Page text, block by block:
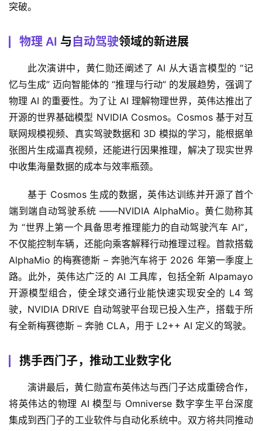
突破。
物理 AI 与自动驾驶领域的新进展
此次演讲中，黄仁勋还阐述了 AI 从大语言模型的 “记
忆与生成” 迈向智能体的 “推理与行动” 的发展趋势，强调了
物理 AI 的重要性。为了让 AI 理解物理世界，英伟达推出了
开源的世界基础模型 NVIDIA Cosmos。Cosmos 基于对互
联网规模视频、真实驾驶数据和 3D 模拟的学习，能根据单
张图片生成逼真视频，还能进行因果推理，解决了现实世界
中收集海量数据的成本与效率瓶颈。
基于 Cosmos 生成的数据，英伟达训练并开源了首个
端到端自动驾驶系统 ——NVIDIA AlphaMio。黄仁勋称其
为 “世界上第一个具备思考推理能力的自动驾驶汽车 AI”，
不仅能控制车辆，还能向乘客解释行动推理过程。首款搭载
AlphaMio 的梅赛德斯 – 奔驰汽车将于 2026 年第一季度上
路。此外，英伟达广泛的 AI 工具库，包括全新 Alpamayo
开源模型组合，使全球交通行业能快速实现安全的 L4 驾
驶，NVIDIA DRIVE 自动驾驶平台现已投入生产，搭载于所
有全新梅赛德斯 – 奔驰 CLA，用于 L2++ AI 定义的驾驶。
携手西门子，推动工业数字化
演讲最后，黄仁勋宣布英伟达与西门子达成重磅合作，
将英伟达的物理 AI 模型与 Omniverse 数字孪生平台深度
集成到西门子的工业软件与自动化系统中。双方将共同推动